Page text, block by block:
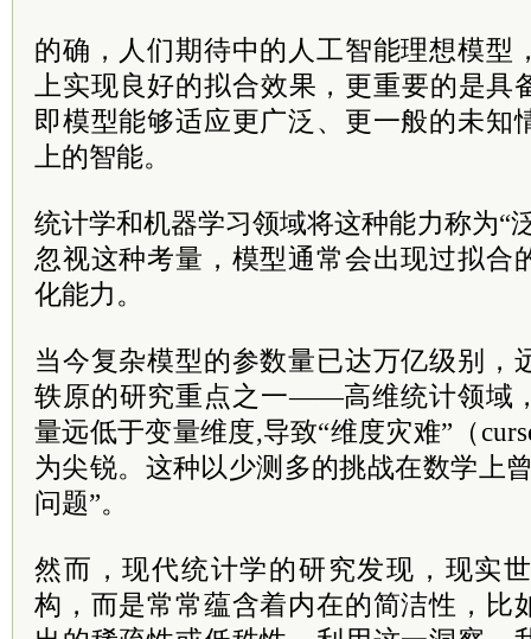
的确，人们期待中的人工智能理想模型
上实现良好的拟合效果，更重要的是
即模型能够适应更广泛、更一般的未知
上的智能。
统计学和机器学习领域将这种能力称为“
忽视这种考量，模型通常会出现过拟合
化能力。
当今复杂模型的参数量已达万亿级别，
轶原的研究重点之一——高维统计领域
量远低于变量维度,导致“维度灾难”（
为尖锐。这种以少测多的挑战在数学上
问题”。
然而，现代统计学的研究发现，现实
构，而是常常蕴含着内在的简洁性，比